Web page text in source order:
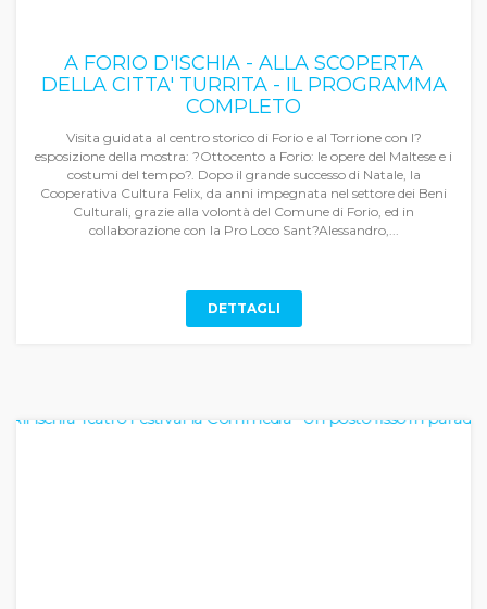
A FORIO D'ISCHIA - ALLA SCOPERTA
DELLA CITTA' TURRITA - IL PROGRAMMA
COMPLETO
Visita guidata al centro storico di Forio e al Torrione con l?
esposizione della mostra: ?Ottocento a Forio: le opere del Maltese e i
costumi del tempo?. Dopo il grande successo di Natale, la
Cooperativa Cultura Felix, da anni impegnata nel settore dei Beni
Culturali, grazie alla volontà del Comune di Forio, ed in
collaborazione con la Pro Loco Sant?Alessandro,...
DETTAGLI